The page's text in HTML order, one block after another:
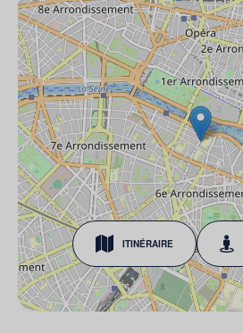
ITINÉRAIRE